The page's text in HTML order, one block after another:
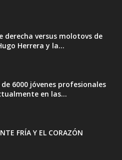
derecha versus molotovs de
Herrera y la...
de 6000 jóvenes profesionales
en las...
FRÍA Y EL CORAZÓN